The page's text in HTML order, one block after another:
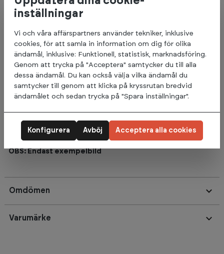
Finns i flera olika kg-varianter:
12 kg
15 kg
20 kg
25 kg
30 kg
35 kg
40 kg
50 kg
Priset anges för 1 st Slam ball.
OBS: Endast exempelbild
Omdömen
Varumärke
inställningar
Vi och våra affärspartners använder tekniker, inklusive
cookies, för att samla in information om dig för olika
ändamål, inklusive: Funktionell, statistisk, marknadsföring.
Genom att trycka på "Acceptera" samtycker du till alla
dessa ändamål. Du kan också välja vilka ändamål du
samtycker till genom att klicka på kryssrutan bredvid
ändamålet och sedan trycka på "Spara inställningar".
Avböj
Konfigurera Acceptera alla cookies